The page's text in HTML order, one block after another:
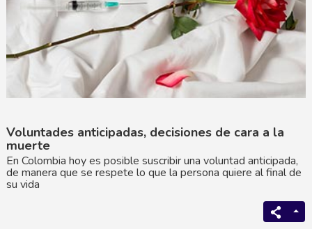
Voluntades anticipadas, decisiones de cara a la
muerte
En Colombia hoy es posible suscribir una voluntad anticipada,
de manera que se respete lo que la persona quiere al final de
su vida